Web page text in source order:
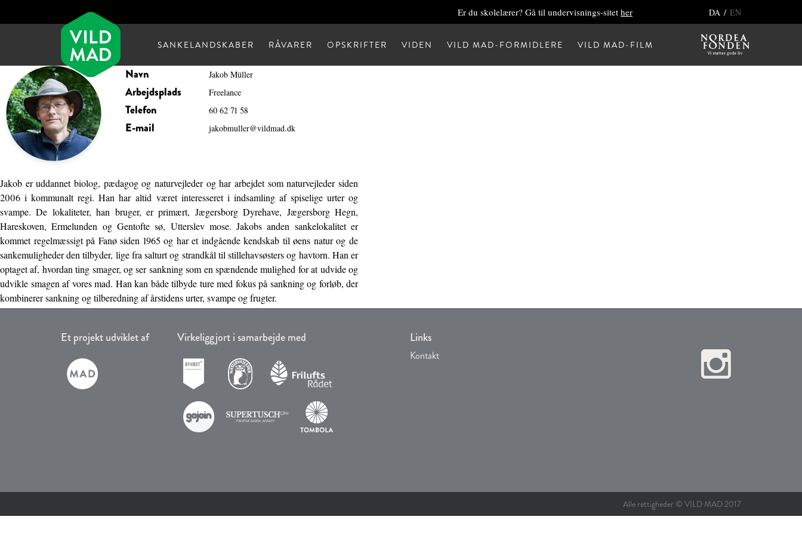
DA / EN
Er du skolelærer? Gå til undervisnings-sitet her
SANKELANDSKABER RÅVARER OPSKRIFTER VIDEN VILD MAD-FORMIDLERE VILD MAD-FILM
Navn Jakob Müller
Arbejdsplads Freelance
Telefon 60 62 71 58
E-mail jakobmuller@vildmad.dk
Jakob er uddannet biolog, pædagog og naturvejleder og har arbejdet som naturvejleder siden
2006 i kommunalt regi. Han har altid været interesseret i indsamling af spiselige urter og
svampe. De lokaliteter, han bruger, er primært, Jægersborg Dyrehave, Jægersborg Hegn,
Hareskoven, Ermelunden og Gentofte sø, Utterslev mose. Jakobs anden sankelokalitet er
kommet regelmæssigt på Fanø siden 1965 og har et indgående kendskab til øens natur og de
sankemuligheder den tilbyder, lige fra salturt og strandkål til stillehavsøsters og havtorn. Han er
optaget af, hvordan ting smager, og ser sankning som en spændende mulighed for at udvide og
udvikle smagen af vores mad. Han kan både tilbyde ture med fokus på sankning og forløb, der
kombinerer sankning og tilberedning af årstidens urter, svampe og frugter.
Et projekt udviklet af Virkeliggjort i samarbejde med Links
Kontakt
Alle rettigheder © VILD MAD 2017